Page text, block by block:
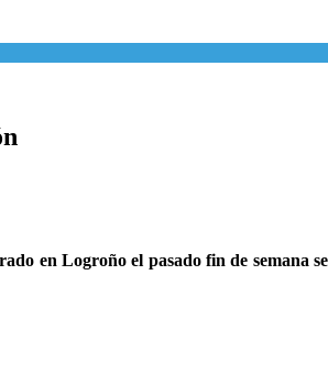
en Logroño el pasado fin de semana se